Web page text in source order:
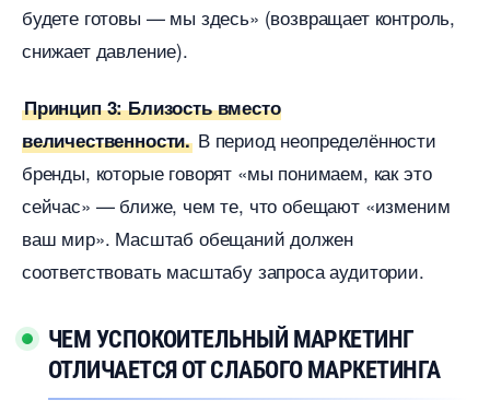
удете готовы — мы здесь» (возвращает контроль,
снижает давление).
Принцип 3: Близость вместо
еличественности. период неопределённости
ренды, которые говорят «мы понимаем, как это
сейчас» — ближе, чем те, что обещают «изменим
аш мир». Масштаб обещаний должен
соответствовать масштабу запроса аудитории.
ЧЕМ УСПОКОИТЕЛЬНЫЙ МАРКЕТИНГ
ОТЛИЧАЕТСЯ ОТ СЛАБОГО МАРКЕТИНГА